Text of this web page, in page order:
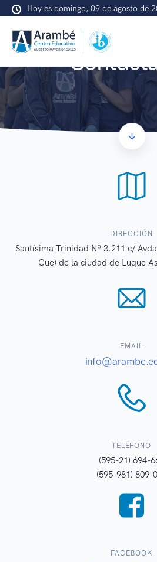
Hoy es domingo, 09 de agosto de
DIRECCIÓN
Santísima Trinidad Nº 3.211 c/
Cue) de la ciudad de Luque
EMAIL
TELÉFONO
(595-21) 694-
(595-981) 809-
FACEBOOK